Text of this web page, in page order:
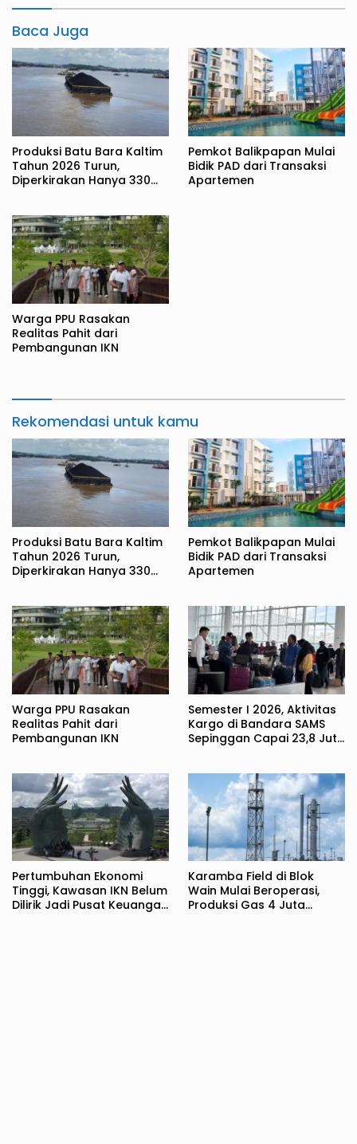
Baca Juga
Produksi Batu Bara Kaltim
Tahun 2026 Turun,
Diperkirakan Hanya 330
Pemkot Balikpapan Mulai
Bidik PAD dari Transaksi
Apartemen
Warga PPU Rasakan
Realitas Pahit dari
Pembangunan IKN
Rekomendasi untuk kamu
Produksi Batu Bara Kaltim
Tahun 2026 Turun,
Diperkirakan Hanya 330
Pemkot Balikpapan Mulai
Bidik PAD dari Transaksi
Apartemen
Warga PPU Rasakan
Realitas Pahit dari
Pembangunan IKN
Semester I 2026, Aktivitas
Kargo di Bandara SAMS
Sepinggan Capai 23,8 Juta
Pertumbuhan Ekonomi
Tinggi, Kawasan IKN Belum
Dilirik Jadi Pusat Keuangan
Karamba Field di Blok
Wain Mulai Beroperasi,
Produksi Gas 4 Juta